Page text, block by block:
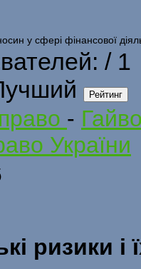
у сфері фінансової
/ 1
-
України
ризики і